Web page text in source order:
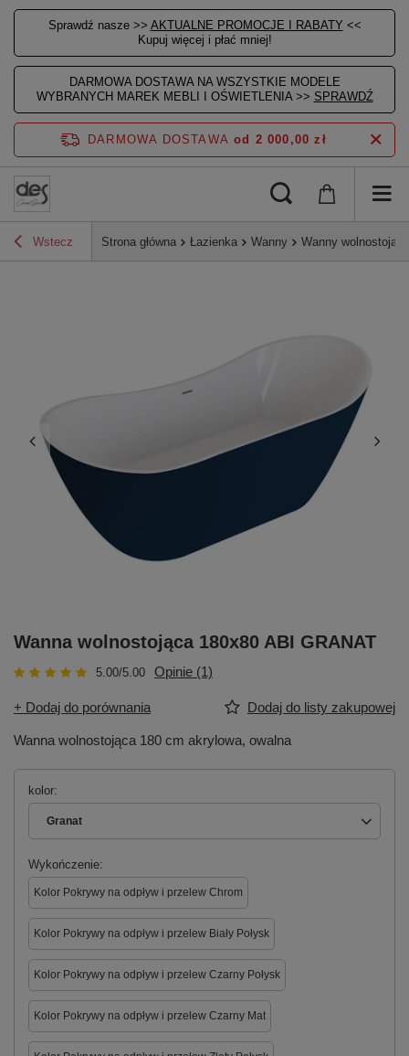
Sprawdź nasze >> AKTUALNE PROMOCJE I RABATY <<
Kupuj więcej i płać mniej!
DARMOWA DOSTAWA NA WSZYSTKIE MODELE
WYBRANYCH MAREK MEBLI I OŚWIETLENIA >> SPRAWDŹ
DARMOWA DOSTAWA od 2 000,00 zł
Wstecz Strona główna Łazienka Wanny Wanny wolnostojące
Wanna wolnostojąca 180x80 ABI GRANAT
5.00/5.00 Opinie (1)
+ Dodaj do porównania Dodaj do listy zakupowej
Wanna wolnostojąca 180 cm akrylowa, owalna
kolor
Granat
Wykończenie
Kolor Pokrywy na odpływ i przelew Chrom
Kolor Pokrywy na odpływ i przelew Biały Połysk
Kolor Pokrywy na odpływ i przelew Czarny Połysk
Kolor Pokrywy na odpływ i przelew Czarny Mat